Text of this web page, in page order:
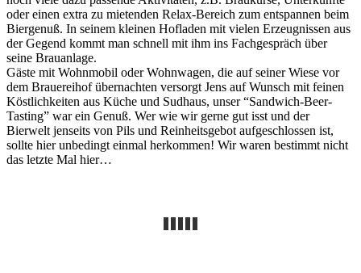
oder einen extra zu mietenden Relax-Bereich zum entspannen beim
Biergenuß. In seinem kleinen Hofladen mit vielen Erzeugnissen aus
der Gegend kommt man schnell mit ihm ins Fachgespräch über
seine Brauanlage.
Gäste mit Wohnmobil oder Wohnwagen, die auf seiner Wiese vor
dem Brauereihof übernachten versorgt Jens auf Wunsch mit feinen
Köstlichkeiten aus Küche und Sudhaus, unser “Sandwich-Beer-
Tasting” war ein Genuß. Wer wie wir gerne gut isst und der
Bierwelt jenseits von Pils und Reinheitsgebot aufgeschlossen ist,
sollte hier unbedingt einmal herkommen! Wir waren bestimmt nicht
das letzte Mal hier…